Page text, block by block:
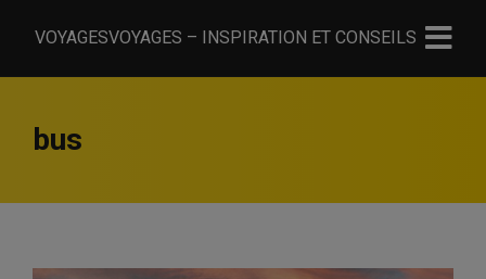
VOYAGESVOYAGES – INSPIRATION ET CONSEILS
bus